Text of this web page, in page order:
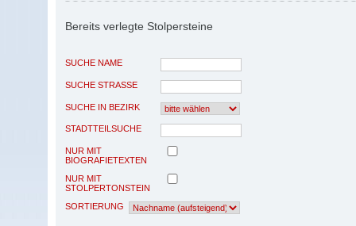
Bereits verlegte Stolpersteine
SUCHE NAME
SUCHE STRASSE
SUCHE IN BEZIRK
STADTTEILSUCHE
NUR MIT
BIOGRAFIETEXTEN
NUR MIT
STOLPERTONSTEIN
SORTIERUNG